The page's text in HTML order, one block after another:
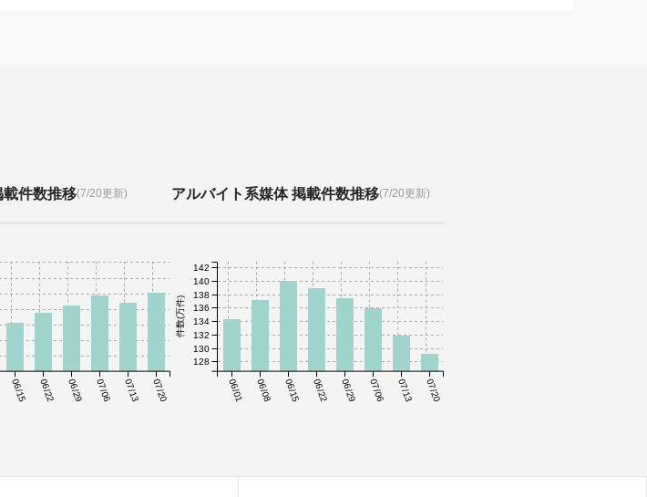
載件数推移(7/20更新)
06/15 06/22 06/29 07/06 07/13 07/20
アルバイト系媒体 掲載件数推移(7/20更新)
06/01 06/08 06/15 06/22 06/29 07/06 07/13 07/20
件数(万件)
128
130
132
134
136
138
140
142